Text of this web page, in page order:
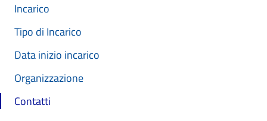
Incarico
Tipo di Incarico
Data inizio incarico
Organizzazione
Contatti